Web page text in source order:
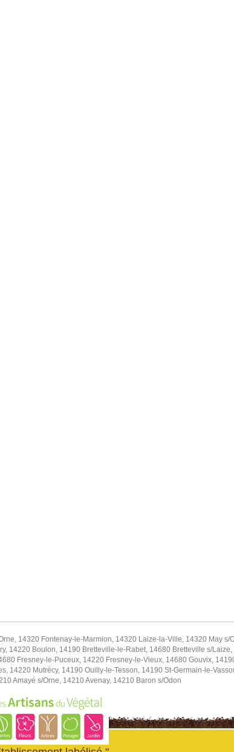
14320 Fontenay-le-Marmion, 14320 Laize-la-Ville, 14320 May s/
14220 Boulon, 14190 Bretteville-le-Rabet, 14680 Bretteville s/
Fresney-le-Puceux, 14220 Fresney-le-Vieux, 14680 Gouvix,
14220 Mutrécy, 14190 Ouilly-le-Tesson, 14190 St-Germain-le-
Amayé s/Orne, 14210 Avenay, 14210 Baron s/Odon